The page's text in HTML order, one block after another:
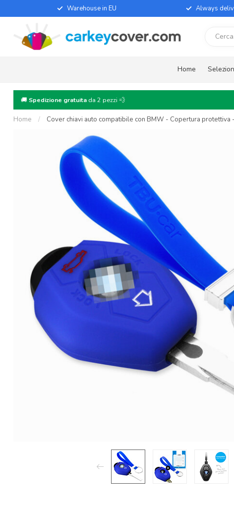
Warehouse in EU Always
Home
🚚 Spedizione gratuita da 2 pezzi 💨
Home / Cover chiavi auto compatibile con BMW - Copertura protettiva